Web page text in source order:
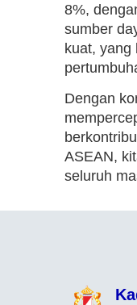
8%,
sumber
kuat, yang
Dengan
ASEAN,
seluruh